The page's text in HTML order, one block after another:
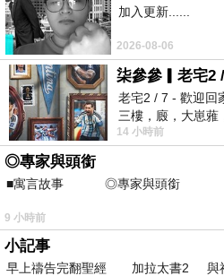
2.多媒體聯動-互利合作
進行跨平台宣傳
五、提升電台行銷效果的
1.善用聽眾互動-設計有
抽獎或問答
2.持續追蹤行銷效果-
六、未來電台行銷的趨勢
加入更新......
2026-08-06
柒參參▎老宅2
老宅2 / 7 - 歡迎回
三樓，廄，大崽蕥
個人整整齊齊地站
14 小時前
◎專家與頭銜
■寓言故事 ◎專家與頭銜
⊕潘文良
之谷」裡——
9 小時前
小記事
早上禱告完翻聖經 加拉太書2 與